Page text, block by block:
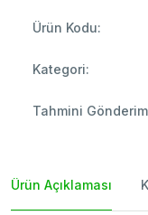
Ürün Kodu:
Kategori:
Tahmini
Ürün Açıklaması